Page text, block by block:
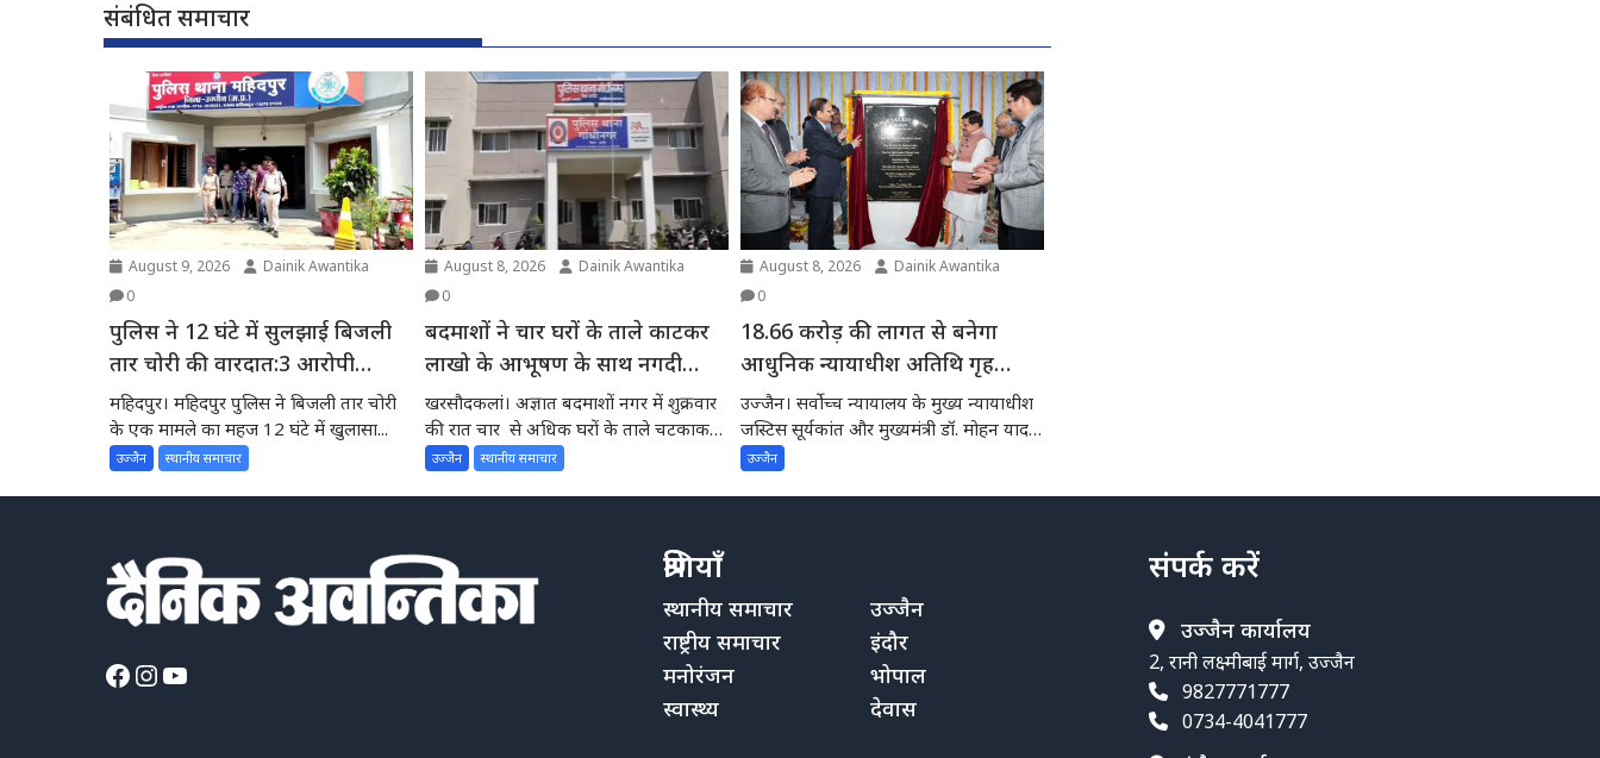
संबंधित समाचार
August 9, 2026
Dainik Awantika
0
पुलिस ने 12 घंटे में सुलझाई बिजली
तार चोरी की वारदात:3 आरोपी
गिरफ्तार; 2 की तलाश जारी
महिदपुर। महिदपुर पुलिस ने बिजली तार चोरी
के एक मामले का महज 12 घंटे में खुलासा...
उज्जैन स्थानीय समाचार
August 8, 2026
Dainik Awantika
0
बदमाशों ने चार घरों के ताले काटकर
लाखो के आभूषण के साथ नगदी
चुराए
खरसौदकलां। अज्ञात बदमाशों नगर में शुक्रवार
की रात चार से अधिक घरों के ताले चटकाकर
लाखों...
उज्जैन स्थानीय समाचार
August 8, 2026
Dainik Awantika
0
18.66 करोड़ की लागत से बनेगा
आधुनिक न्यायाधीश अतिथि गृह
सर्वोच्च न्यायालय चीफ जस्टिस और
मुख्यमंत्री ने किया भूमिपूजन
उज्जैन। सर्वोच्च न्यायालय के मुख्य न्यायाधीश
जस्टिस सूर्यकांत और मुख्यमंत्री डॉ. मोहन यादव
ने उज्जैन न्यायिक...
उज्जैन
Facebook
Instagram
YouTube
श्रेणियाँ
स्थानीय समाचार
राष्ट्रीय समाचार
मनोरंजन
स्वास्थ्य
उज्जैन
इंदौर
भोपाल
देवास
संपर्क करें
उज्जैन कार्यालय
2, रानी लक्ष्मीबाई मार्ग, उज्जैन
9827771777
0734-4041777